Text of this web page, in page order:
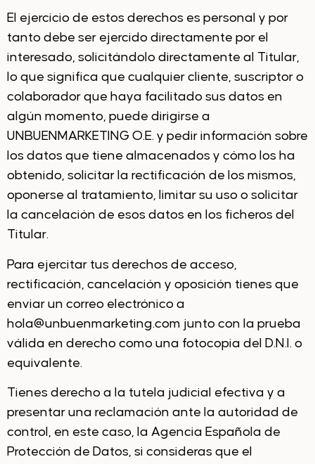
El ejercicio de estos derechos es personal y por
tanto debe ser ejercido directamente por el
interesado, solicitándolo directamente al Titular,
lo que significa que cualquier cliente, suscriptor o
colaborador que haya facilitado sus datos en
algún momento, puede dirigirse a
UNBUENMARKETING O.E. y pedir información sobre
los datos que tiene almacenados y cómo los ha
obtenido, solicitar la rectificación de los mismos,
oponerse al tratamiento, limitar su uso o solicitar
la cancelación de esos datos en los ficheros del
Titular.
Para ejercitar tus derechos de acceso,
rectificación, cancelación y oposición tienes que
enviar un correo electrónico a
hola@unbuenmarketing.com junto con la prueba
válida en derecho como una fotocopia del D.N.I. o
equivalente.
Tienes derecho a la tutela judicial efectiva y a
presentar una reclamación ante la autoridad de
control, en este caso, la Agencia Española de
Protección de Datos, si consideras que el